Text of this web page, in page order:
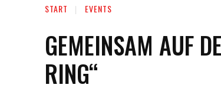
START EVENTS
GEMEINSAM AUF
RING“